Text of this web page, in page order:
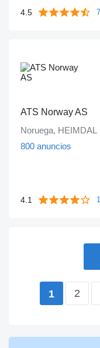
4.5
ATS Norway AS
Noruega, HEIMDAL
800 anuncios
4.1
1 2